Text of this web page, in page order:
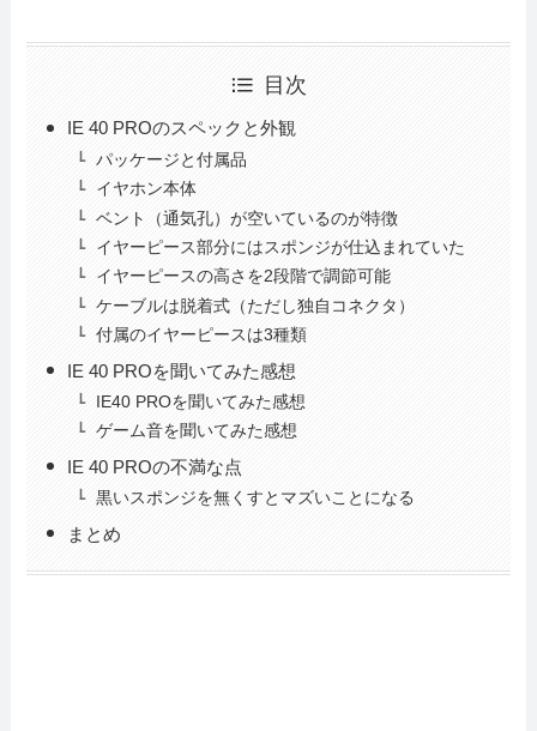
目次
IE 40 PROのスペックと外観
パッケージと付属品
イヤホン本体
ベント（通気孔）が空いているのが特徴
イヤーピース部分にはスポンジが仕込まれていた
イヤーピースの高さを2段階で調節可能
ケーブルは脱着式（ただし独自コネクタ）
付属のイヤーピースは3種類
IE 40 PROを聞いてみた感想
IE40 PROを聞いてみた感想
ゲーム音を聞いてみた感想
IE 40 PROの不満な点
黒いスポンジを無くすとマズいことになる
まとめ